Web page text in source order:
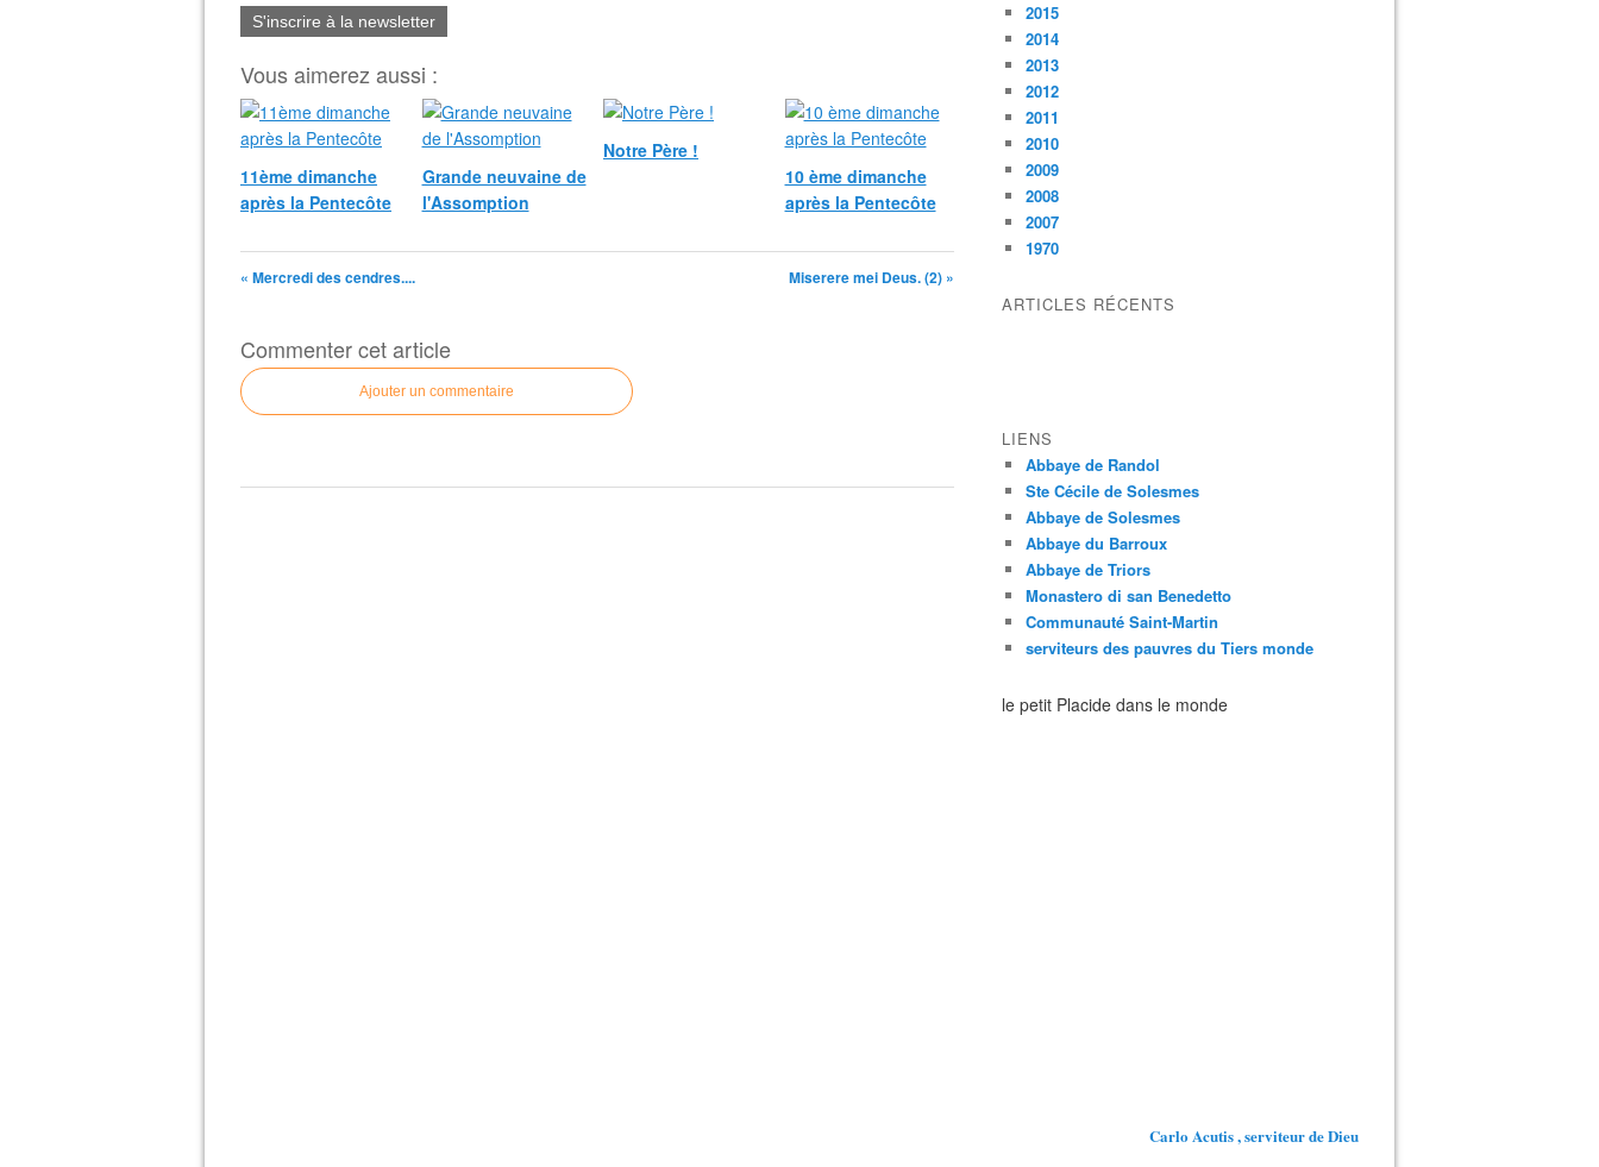
S'inscrire à la newsletter
Vous aimerez aussi :
11ème dimanche
après la Pentecôte
Grande neuvaine de
l'Assomption
Notre Père !
10 ème dimanche
après la Pentecôte
« Mercredi des cendres.... Miserere mei Deus. (2) »
Commenter cet article
Ajouter un commentaire
2015
2014
2013
2012
2011
2010
2009
2008
2007
1970
ARTICLES RÉCENTS
LIENS
Abbaye de Randol
Ste Cécile de Solesmes
Abbaye de Solesmes
Abbaye du Barroux
Abbaye de Triors
Monastero di san Benedetto
Communauté Saint-Martin
serviteurs des pauvres du Tiers monde
le petit Placide dans le monde
Carlo Acutis , serviteur de Dieu